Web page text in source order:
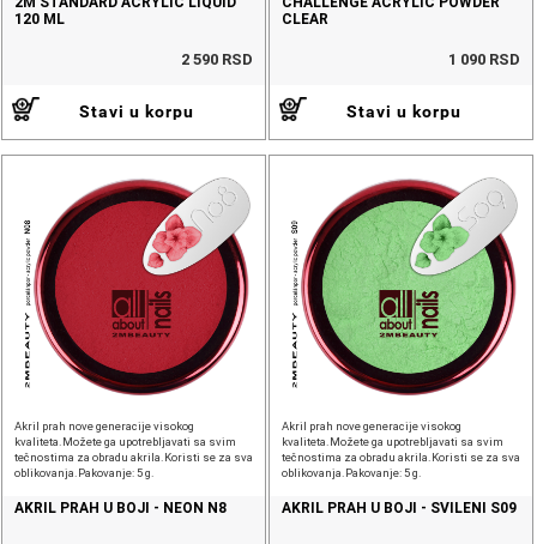
120 ML
2 590 RSD
Stavi u korpu
CLEAR
1 090 RSD
Stavi u korpu
Akril prah nove generacije visokog
kvaliteta.Možete ga upotrebljavati sa svim
tečnostima za obradu akrila.Koristi se za sva
oblikovanja.Pakovanje: 5 g.
AKRIL PRAH U BOJI - NEON N8
Akril prah nove generacije visokog
kvaliteta.Možete ga upotrebljavati sa svim
tečnostima za obradu akrila.Koristi se za sva
oblikovanja.Pakovanje: 5 g.
AKRIL PRAH U BOJI - SVILENI S09